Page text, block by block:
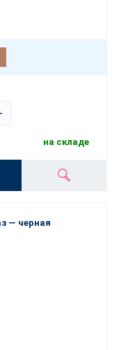
на складе
— черная